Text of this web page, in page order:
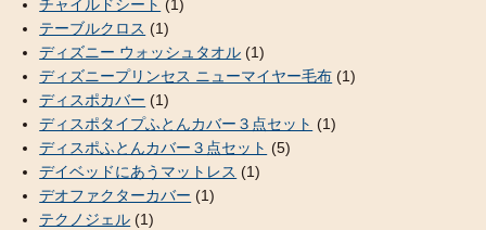
チャイルドシート (1)
テーブルクロス (1)
ディズニー ウォッシュタオル (1)
ディズニープリンセス ニューマイヤー毛布 (1)
ディスポカバー (1)
ディスポタイプふとんカバー３点セット (1)
ディスポふとんカバー３点セット (5)
デイベッドにあうマットレス (1)
デオファクターカバー (1)
テクノジェル (1)